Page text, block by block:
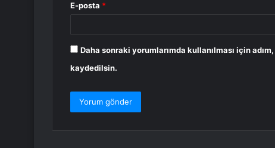
E-posta *
Daha sonraki yorumlarımda kullanılması için
kaydedilsin.